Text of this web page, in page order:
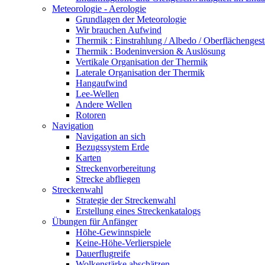
Meteorologie - Aerologie
Grundlagen der Meteorologie
Wir brauchen Aufwind
Thermik : Einstrahlung / Albedo /
Thermik : Bodeninversion & Auslösung
Vertikale Organisation der Thermik
Laterale Organisation der Thermik
Hangaufwind
Lee-Wellen
Andere Wellen
Rotoren
Navigation
Navigation an sich
Bezugssystem Erde
Karten
Streckenvorbereitung
Strecke abfliegen
Streckenwahl
Strategie der Streckenwahl
Erstellung eines Streckenkatalogs
Übungen für Anfänger
Höhe-Gewinnspiele
Keine-Höhe-Verlierspiele
Dauerflugreife